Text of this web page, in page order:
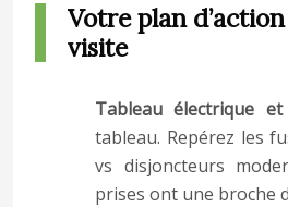
Votre plan
visite
Tableau électrique
tableau. Repérez les
vs disjoncteurs
prises ont une broche